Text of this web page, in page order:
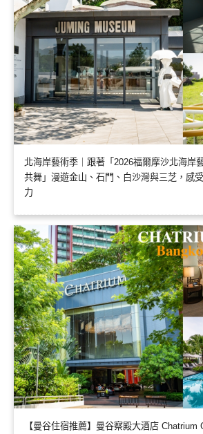
北海岸藝術季｜跟著「2026福爾摩沙北海岸
共舞」漫遊金山、石門、白沙灣與三芝，感
力
【曼谷住宿推薦】曼谷察殿大酒店 Chatrium